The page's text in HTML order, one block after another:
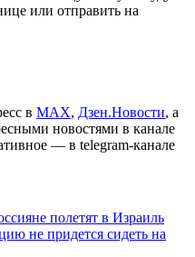
или отправить на
в МАХ, Дзен.Новости, а
новостями в канале
— в telegram-канале
полетят в Израиль
не придется сидеть на